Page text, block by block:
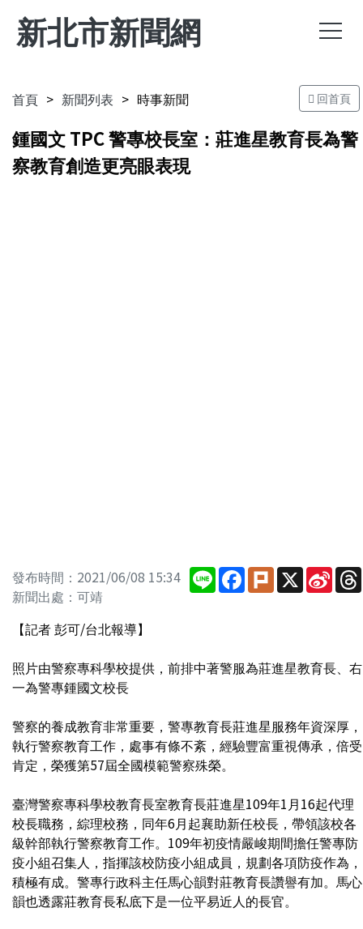
新北市新聞網
首頁 新聞列表 時事新聞 回首頁
鍾國文 TPC 警專校長室：莊進星教育長為警
察教育創造更亮眼表現
發布時間：2021/06/08 15:34
新聞出處：可靖
Line Facebook
PlurkX Sina
【記者 彭可/台北報導】
照片由警察專科學校提供，前排中著警服為莊進星教育長、右
一為警專鍾國文校長
警察的養成教育非常重要，警專教育長莊進星服務年資深厚，
執行警察教育工作，處事有條不紊，經驗豐富重視傳承，倍受
肯定，榮獲第57屆全國模範警察殊榮。
臺灣警察專科學校教育長室教育長莊進星109年1月16起代理
校長職務，綜理校務，同年6月起襄助新任校長，帶領該校各
級幹部執行警察教育工作。109年初疫情嚴峻期間擔任警專防
疫小組召集人，指揮該校防疫小組成員，規劃各項防疫作為，
積極有成。警專行政科主任馬心韻對莊教育長讚譽有加。馬心
韻也透露莊教育長私底下是一位平易近人的長官。